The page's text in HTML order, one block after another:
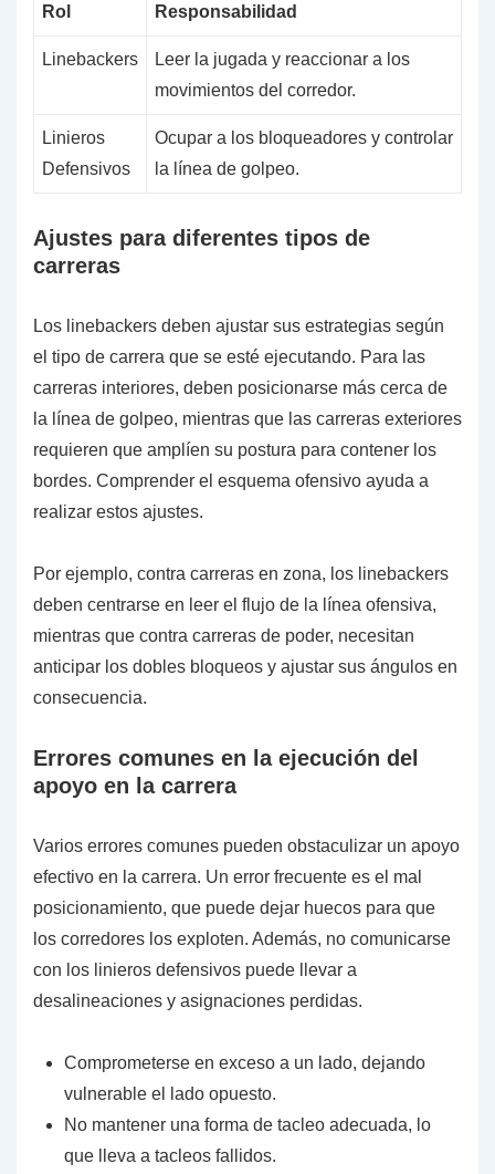
Rol Responsabilidad
Linebackers
Leer la jugada y reaccionar a los
movimientos del corredor.
Linieros
Defensivos
Ocupar a los bloqueadores y controlar
la línea de golpeo.
Ajustes para diferentes tipos de
carreras
Los linebackers deben ajustar sus estrategias según
el tipo de carrera que se esté ejecutando. Para las
carreras interiores, deben posicionarse más cerca de
la línea de golpeo, mientras que las carreras exteriores
requieren que amplíen su postura para contener los
bordes. Comprender el esquema ofensivo ayuda a
realizar estos ajustes.
Por ejemplo, contra carreras en zona, los linebackers
deben centrarse en leer el flujo de la línea ofensiva,
mientras que contra carreras de poder, necesitan
anticipar los dobles bloqueos y ajustar sus ángulos en
consecuencia.
Errores comunes en la ejecución del
apoyo en la carrera
Varios errores comunes pueden obstaculizar un apoyo
efectivo en la carrera. Un error frecuente es el mal
posicionamiento, que puede dejar huecos para que
los corredores los exploten. Además, no comunicarse
con los linieros defensivos puede llevar a
desalineaciones y asignaciones perdidas.
Comprometerse en exceso a un lado, dejando
vulnerable el lado opuesto.
No mantener una forma de tacleo adecuada, lo
que lleva a tacleos fallidos.